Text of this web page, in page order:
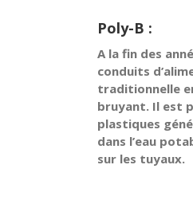
Poly-B :
A la fin des
conduits
traditionnelle
bruyant. Il est
plastiques
dans l’eau
sur les tuyaux.